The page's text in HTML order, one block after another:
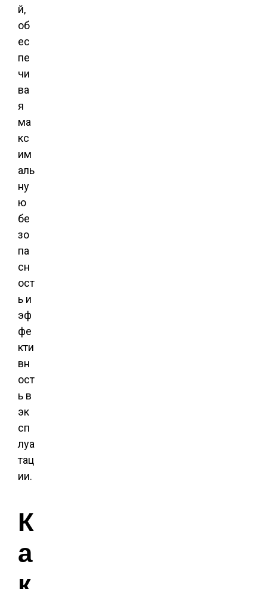
й,
об
ес
пе
чи
ва
я
ма
кс
им
аль
ну
ю
бе
зо
па
сн
ост
ь и
эф
фе
кти
вн
ост
ь в
эк
сп
луа
тац
ии.
К
а
к